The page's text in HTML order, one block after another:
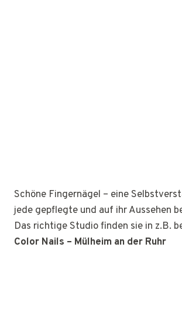
Schöne Fingernägel – eine
jede gepflegte und auf ihr Aussehen
Das richtige Studio finden sie in z.B.
Color Nails – Mülheim an der Ruhr